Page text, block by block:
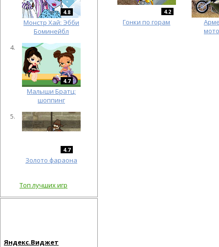
4.8
Монстр Хай: Эбби
Боминейбл
4.7
Малыши Братц:
шоппинг
4.7
Золото фараона
Топ лучших игр
Яндекс.Виджет
4.2
Гонки по горам